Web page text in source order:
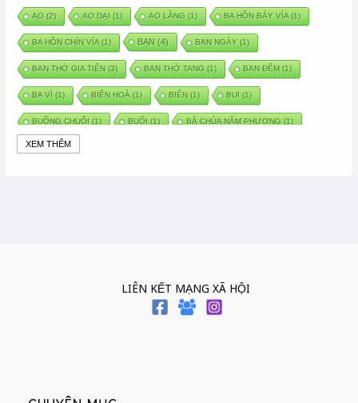
AO (2) AO DẠI (1) AO LÀNG (1) BA HỒN BẢY VÍA(1)
BA HỒN CHÍN VÍA(1) BAN (4) BAN NGÀY (1)
BAN THỜ GIA TIÊN (3) BAN THỜ TANG (1) BAN ĐÊM(1)
BA VÌ (1) BIÊN HOÀ (1) BIỂN (1) BUI (1)
BUỒNG CHUỐI (1) BUỔI (1) BÀ CHÚA NĂM PHƯƠNG (1)
BÀ CHÚA THÀNH ĐÔNG
BÁNH TRÁNG (1) BÁNH TRÔI BÁNH CHAY
XEM THÊM
LIÊN KẾT MẠNG XÃ HỘI